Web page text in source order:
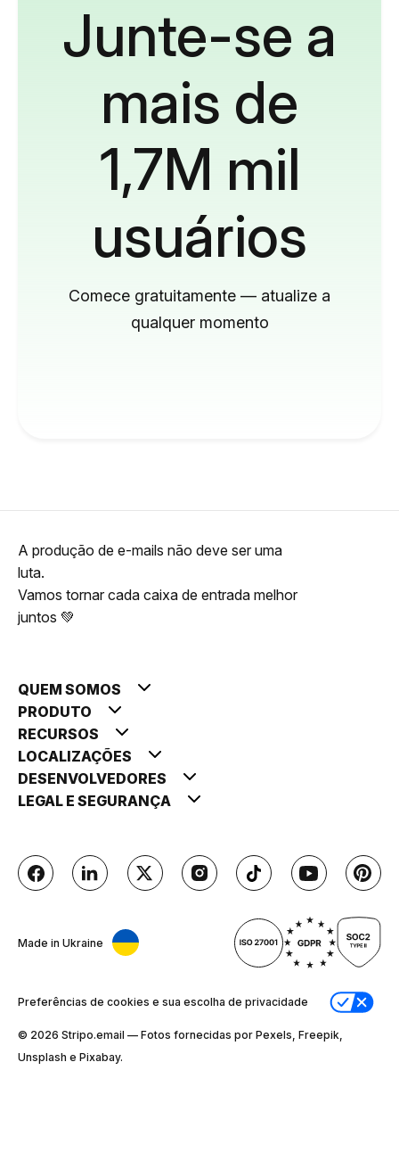
Junte-se a
mais de
1,7M mil
usuários
Comece gratuitamente — atualize a
qualquer momento
A produção de e-mails não deve ser uma
luta.
Vamos tornar cada caixa de entrada melhor
juntos 💚
QUEM SOMOS
PRODUTO
RECURSOS
LOCALIZAÇÕES
DESENVOLVEDORES
LEGAL E SEGURANÇA
Made in Ukraine
Preferências de cookies e sua escolha de privacidade
© 2026 Stripо.email — Fotos fornecidas por Pexels, Freepik,
Unsplash e Pixabay.